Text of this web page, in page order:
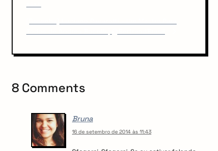
g
t
i
s
N
x
t
o
8 Comments
Bruna
16 de setembro de 2014 às 11:43